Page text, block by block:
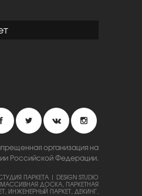
организация на
Российской Федерации.
ПАРКЕТА | DESIGN STUDIO
МАССИВНАЯ ДОСКА, ПАРКЕТНАЯ
ИНЖЕНЕРНЫЙ ПАРКЕТ, ДЕКИНГ,